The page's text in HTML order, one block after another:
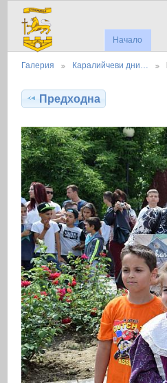
Начало
Галерия Каралийчеви дни…
Предходна